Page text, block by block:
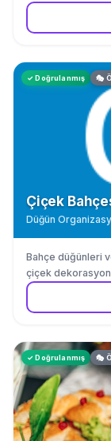
✓ Doğrulanmış 🎭
Çiçek
Düğün
Bahçe düğünleri
çiçek
romantik
✓ Doğrulanmış 🎭